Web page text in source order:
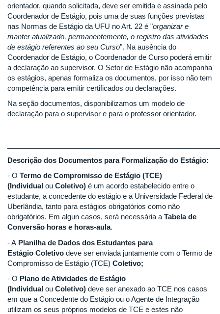
orientador, quando solicitada, deve ser emitida e assinada pelo
Coordenador de Estágio, pois uma de suas funções previstas
nas Normas de Estágio da UFU no Art. 22 é "organizar e
manter atualizado, permanentemente, o registro das atividades
de estágio referentes ao seu Curso". Na ausência do
Coordenador de Estágio, o Coordenador de Curso poderá emitir
a declaração ao supervisor. O Setor de Estágio não acompanha
os estágios, apenas formaliza os documentos, por isso não tem
competência para emitir certificados ou declarações.
Na seção documentos, disponibilizamos um modelo de
declaração para o supervisor e para o professor orientador.
Descrição dos Documentos para Formalização do Estágio:
- O Termo de Compromisso de Estágio (TCE)
(Individual ou Coletivo) é um acordo estabelecido entre o
estudante, a concedente do estágio e a Universidade Federal de
Uberlândia, tanto para estágios obrigatórios como não
obrigatórios. Em algun casos, será necessária a Tabela de
Conversão horas e horas-aula.
- A Planilha de Dados dos Estudantes para
Estágio Coletivo deve ser enviada juntamente com o Termo de
Compromisso de Estágio (TCE) Coletivo;
- O Plano de Atividades de Estágio
(Individual ou Coletivo) deve ser anexado ao TCE nos casos
em que a Concedente do Estágio ou o Agente de Integração
utilizam os seus próprios modelos de TCE e estes não